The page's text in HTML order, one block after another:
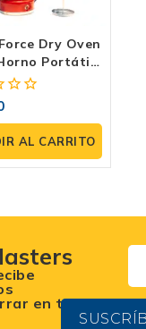
Dry Oven
Portátil
Con
De Humedad
AL CARRITO
en tu